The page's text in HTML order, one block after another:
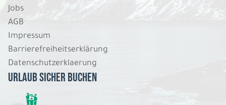
Jobs
AGB
Impressum
Barrierefreiheitserklärung
Datenschutzerklaerung
Urlaub sicher buchen